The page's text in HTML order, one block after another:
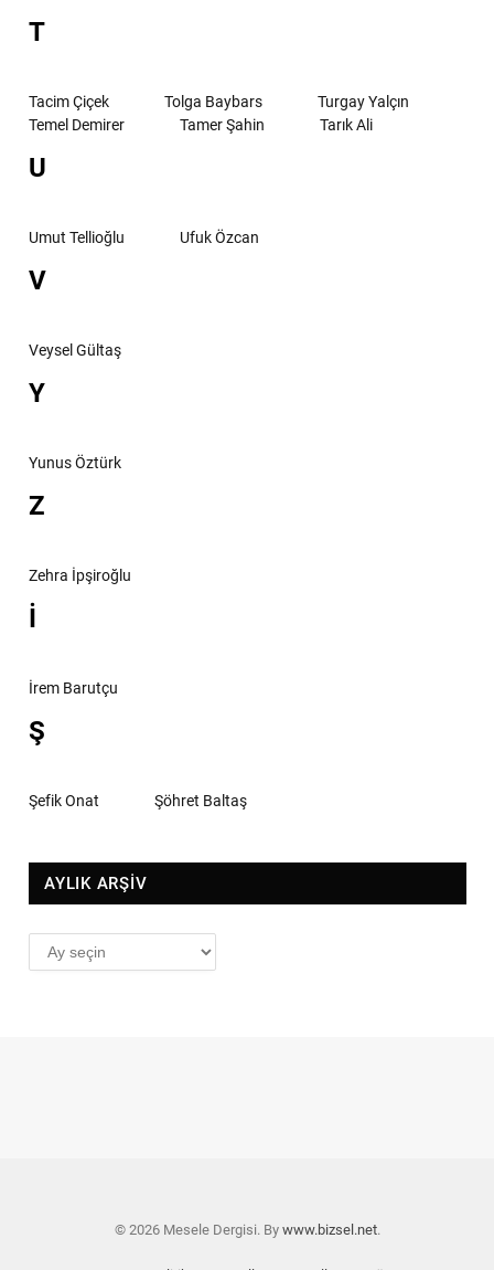
T
Tacim Çiçek Tolga Baybars
Turgay Yalçın
Temel Demirer
Tamer Şahin Tarık Ali
U
Umut Tellioğlu Ufuk Özcan
V
Veysel Gültaş
Y
Yunus Öztürk
Z
Zehra İpşiroğlu
İ
İrem Barutçu
Ş
Şefik Onat Şöhret Baltaş
AYLIK ARŞİV
AYLIK
ARŞİV
© 2026 Mesele Dergisi. By www.bizsel.net.